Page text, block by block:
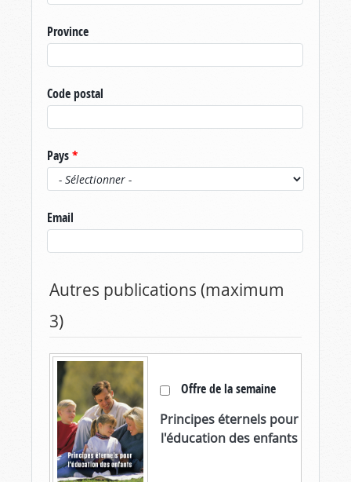
Province
Code postal
Pays*
Email
Autres publications (maximum
3)
Offre de la semaine
Principes éternels pour
l'éducation des enfants